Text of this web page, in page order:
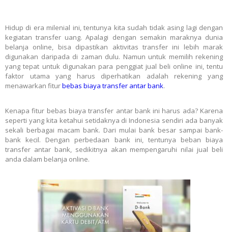
Hidup di era milenial ini, tentunya kita sudah tidak asing lagi dengan
kegiatan transfer uang. Apalagi dengan semakin maraknya dunia
belanja online, bisa dipastikan aktivitas transfer ini lebih marak
digunakan daripada di zaman dulu. Namun untuk memilih rekening
yang tepat untuk digunakan para penggiat jual beli online ini, tentu
faktor utama yang harus diperhatikan adalah rekening yang
menawarkan fiturbebas biaya transfer antar bank.
Kenapa fitur bebas biaya transfer antar bank ini harus ada? Karena
seperti yang kita ketahui setidaknya di Indonesia sendiri ada banyak
sekali berbagai macam bank. Dari mulai bank besar sampai bank-
bank kecil. Dengan perbedaan bank ini, tentunya beban biaya
transfer antar bank, sedikitnya akan mempengaruhi nilai jual beli
anda dalam belanja online.